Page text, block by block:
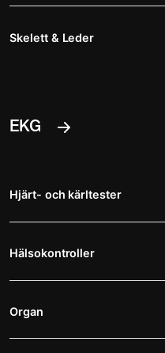
Skelett & Leder
EKG
Hjärt- och kärltester
Hälsokontroller
Organ